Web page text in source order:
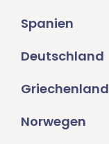
Spanien
Deutschland
Griechenland
Norwegen